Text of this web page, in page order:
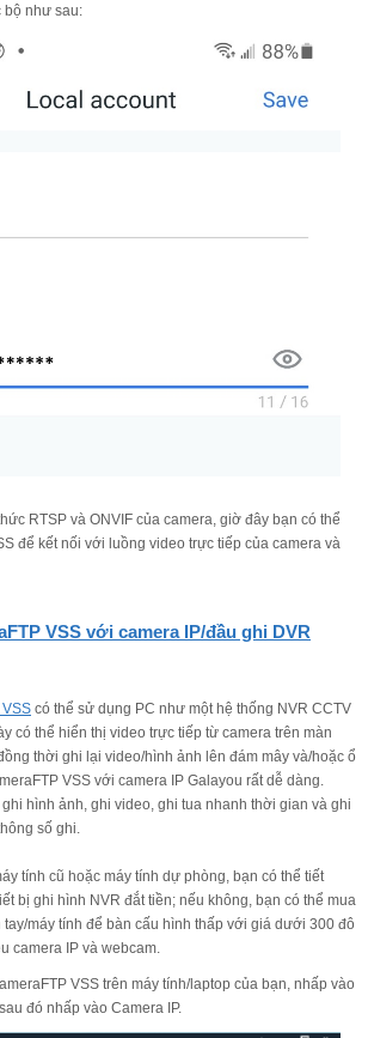
bộ như sau:
RTSP và ONVIF của camera, giờ đây bạn có thể
để kết nối với luồng video trực tiếp của camera và
VSS với camera IP/đầu ghi DVR
có thể sử dụng PC như một hệ thống NVR CCTV
có thể hiển thị video trực tiếp từ camera trên màn
thời ghi lại video/hình ảnh lên đám mây và/hoặc ổ
VSS với camera IP Galayou rất dễ dàng.
hình ảnh, ghi video, ghi tua nhanh thời gian và ghi
số ghi.
tính cũ hoặc máy tính dự phòng, bạn có thể tiết
bị ghi hình NVR đắt tiền; nếu không, bạn có thể mua
tay/máy tính để bàn cấu hình thấp với giá dưới 300 đô
camera IP và webcam.
VSS trên máy tính/laptop của bạn, nhấp vào
đó nhấp vào Camera IP.